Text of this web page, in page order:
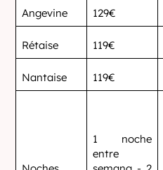
Angevine 129€
Rétaise 119€
Nantaise 119€
1 noche
entre